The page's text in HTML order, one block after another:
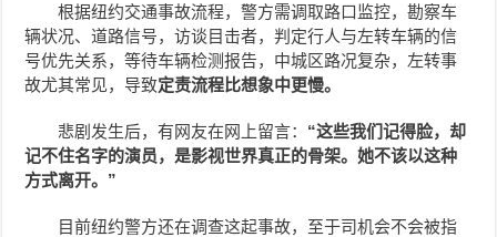
根据纽约交通事故流程，警方需调取路口监控，勘察车
辆状况、道路信号，访谈目击者，判定行人与左转车辆的信
号优先关系，等待车辆检测报告，中城区路况复杂，左转事
故尤其常见，导致定责流程比想象中更慢。
悲剧发生后，有网友在网上留言： “这些我们记得脸，却
记不住名字的演员，是影视世界真正的骨架。她不该以这种
方式离开。”
目前纽约警方还在调查这起事故，至于司机会不会被指